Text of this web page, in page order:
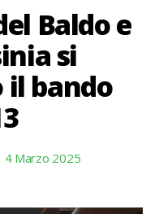
Baldo e
si
il bando
4 Marzo 2025